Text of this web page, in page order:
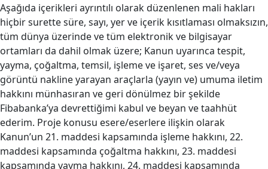
Aşağıda içerikleri ayrıntılı olarak düzenlenen mali hakları
hiçbir surette süre, sayı, yer ve içerik kısıtlaması olmaksızın,
tüm dünya üzerinde ve tüm elektronik ve bilgisayar
ortamları da dahil olmak üzere; Kanun uyarınca tespit,
yayma, çoğaltma, temsil, işleme ve işaret, ses ve/veya
görüntü nakline yarayan araçlarla (yayın ve) umuma iletim
hakkını münhasıran ve geri dönülmez bir şekilde
Fibabanka’ya devrettiğimi kabul ve beyan ve taahhüt
ederim. Proje konusu esere/eserlere ilişkin olarak
Kanun’un 21. maddesi kapsamında işleme hakkını, 22.
maddesi kapsamında çoğaltma hakkını, 23. maddesi
kapsamında yayma hakkını, 24. maddesi kapsamında